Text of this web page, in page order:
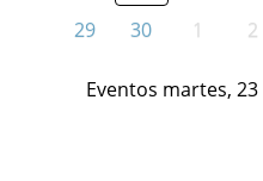
29
30 1 2
Eventos martes,